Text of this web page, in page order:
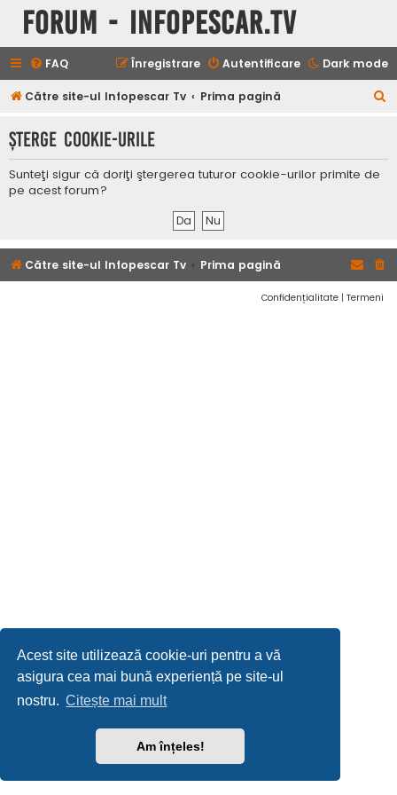
Acest site utilizează cookie-uri pentru a vă
asigura cea mai bună experiență pe site-ul
nostru. Citește mai mult
Am înțeles!
Forum - InfoPescar.Tv
Dark mode
FAQ Autentificare
Înregistrare
Către site-ul Infopescar Tv Prima pagină
t
Şterge cookie-urile
Sunteţi sigur că doriţi ştergerea tuturor cookie-urilor primite de
pe acest forum?
Către site-ul Infopescar Tv Prima pagină
Confidențialitate | Termeni